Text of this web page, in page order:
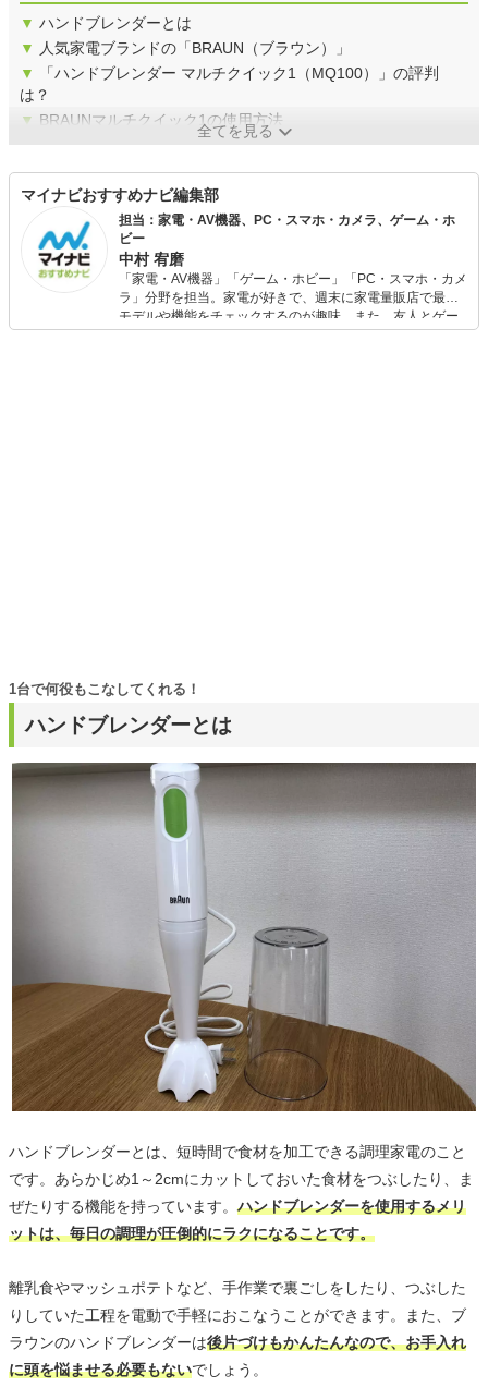
▼ ハンドブレンダーとは
▼
人気家電ブランドの「BRAUN（ブラウン）」
▼
「ハンドブレンダー マルチクイック1（MQ100）」の評判
は？
▼ BRAUNマルチクイック1の使用方法
全てを見る
マイナビおすすめナビ編集部
担当：家電・AV機器、PC・スマホ・カメラ、ゲーム・ホ
ビー
中村 宥磨
「家電・AV機器」「ゲーム・ホビー」「PC・スマホ・カメ
ラ」分野を担当。家電が好きで、週末に家電量販店で最新
モデルや機能をチェックするのが趣味。また、友人とゲー
ムを楽しみながら、新作タイトルやイベント情報もいち早
ハンドブレンダーとは
1台で何役もこなしてくれる！
ハンドブレンダーとは、短時間で食材を加工できる調理家電のこと
です。あらかじめ1～2cmにカットしておいた食材をつぶしたり、ま
ぜたりする機能を持っています。ハンドブレンダーを使用するメリ
ットは、毎日の調理が圧倒的にラクになることです。
離乳食やマッシュポテトなど、手作業で裏ごしをしたり、つぶした
りしていた工程を電動で手軽におこなうことができます。また、ブ
ラウンのハンドブレンダーは後片づけもかんたんなので、お手入れ
に頭を悩ませる必要もないでしょう。